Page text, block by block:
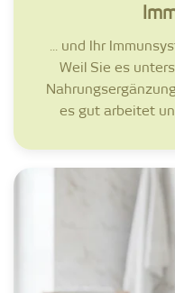
... und Ihr
Weil Sie es
es gut arbeitet